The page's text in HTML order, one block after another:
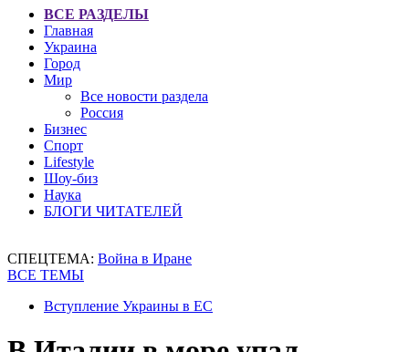
ВСЕ РАЗДЕЛЫ
Главная
Украина
Город
Мир
Все новости раздела
Россия
Бизнес
Спорт
Lifestyle
Шоу-биз
Наука
БЛОГИ ЧИТАТЕЛЕЙ
СПЕЦТЕМА: Война в Иране
ВСЕ ТЕМЫ
Вступление Украины в ЕС